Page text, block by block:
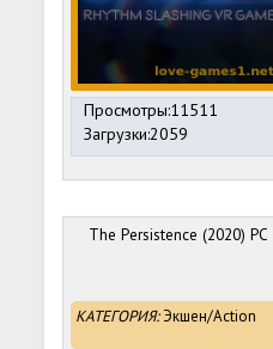
Просмотры:11511
Загрузки:2059
The Persistence (2020) PC
КАТЕГОРИЯ:Экшен/Action